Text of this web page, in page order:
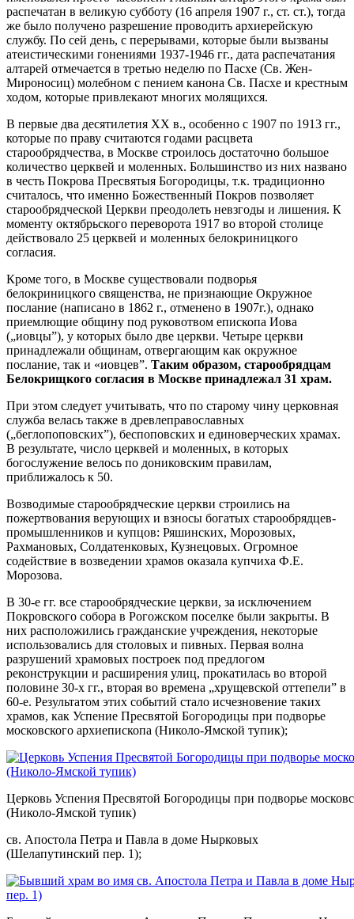
распечатан в великую субботу (16 апреля 1907 г., ст. ст.), тогда
же было получено разрешение проводить архиерейскую
службу. По сей день, с перерывами, которые были вызваны
атеистическими гонениями 1937-1946 гг., дата распечатания
алтарей отмечается в третью неделю по Пасхе (Св. Жен-
Мироносиц) молебном с пением канона Св. Пасхе и крестным
ходом, которые привлекают многих молящихся.
В первые два десятилетия XX в., особенно с 1907 по 1913 гг.,
которые по праву считаются годами расцвета
старообрядчества, в Москве строилось достаточно большое
количество церквей и моленных. Большинство из них названо
в честь Покрова Пресвятыя Богородицы, т.к. традиционно
считалось, что именно Божественный Покров позволяет
старообрядческой Церкви преодолеть невзгоды и лишения. К
моменту октябрьского переворота 1917 во второй столице
действовало 25 церквей и моленных белокриницкого
согласия.
Кроме того, в Москве существовали подворья
белокриницкого священства, не признающие Окружное
послание (написано в 1862 г., отменено в 1907г.), однако
приемлющие общину под руковотвом епископа Иова
(„иовцы”), у которых было две церкви. Четыре церкви
принадлежали общинам, отвергающим как окружное
послание, так и «иовцев”. Таким образом, старообрядцам
Белокрищкого согласия в Москве принадлежал 31 храм.
При этом следует учитывать, что по старому чину церковная
служба велась также в древлеправославныx
(„беглопоповских”), беспоповских и единоверческих храмах.
В результате, число церквей и моленных, в которых
богослужение велось по дониковским правилам,
приближалось к 50.
Возводимые старообрядческие церкви строились на
пожертвования верующих и взносы богатых старообрядцев-
промышленников и купцов: Ряшинских, Морозовых,
Рахмановых, Солдатенковых, Кузнецовых. Огромное
содействие в возведении храмов оказала купчиха Ф.Е.
Морозова.
В 30-е гг. все старообрядческие церкви, за исключением
Покровского собора в Рогожском поселке были закрыты. В
них расположились гражданские учреждения, некоторые
использовались для столовых и пивных. Первая волна
разрушений храмовых построек под предлогом
реконструкции и расширения улиц, прокатилась во второй
половине 30-х гг., вторая во времена „хрущевской оттепели” в
60-е. Результатом этих событий стало исчезновение таких
храмов, как Успение Пресвятой Богородицы при подворье
московского архиепископа (Николо-Ямской тупик);
Церковь Успения Пресвятой Богородицы при подворье
(Николо-Ямской тупик)
св. Апостола Петра и Павла в доме Нырковых
(Шелапутинский пер. 1);